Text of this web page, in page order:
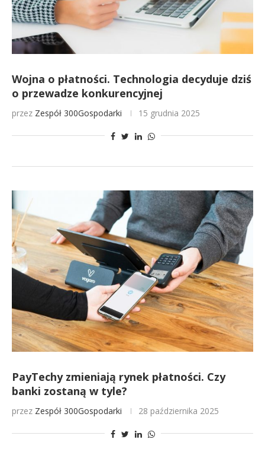
Wojna o płatności. Technologia decyduje dziś
o przewadze konkurencyjnej
przez Zespół 300Gospodarki 15 grudnia 2025
PayTechy zmieniają rynek płatności. Czy
banki zostaną w tyle?
przez Zespół 300Gospodarki 28 października 2025